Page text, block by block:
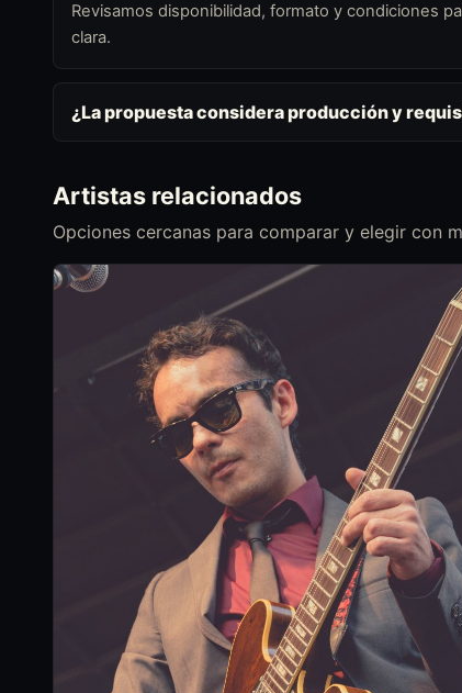
Revisamos disponibilidad, formato y condiciones
clara.
¿La propuesta considera producción y
Artistas relacionados
Opciones cercanas para comparar y elegir con